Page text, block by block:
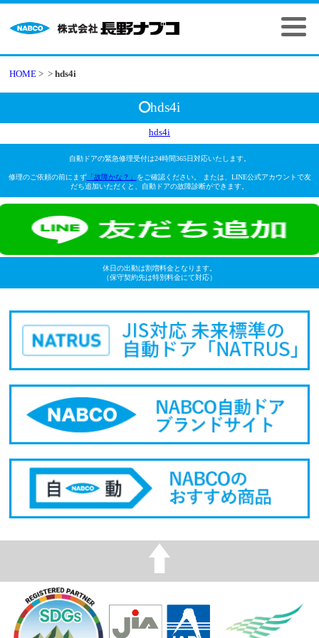
HOME > >hds4i
hds4i
hds4i
自動ドアの緊急修理受付は24時間365日対応いたします。
修理のご依頼の前にまず「故障かな？」
をご確認ください。 または、LINE公式アカウントで友
だち追加いただくと、自動ドアの故障診断ができます。
休日の出動は割増料金となります。
（保守契約先は特別料金にて対応）